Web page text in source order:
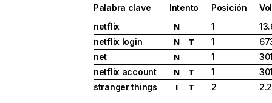
Palabra clave Intento Posición
netflix
N 1
netflix login
N T 1
net
N 1
netflix account
N T 1
stranger things
I T 2